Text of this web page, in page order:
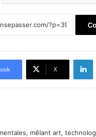
X
mêlant art,